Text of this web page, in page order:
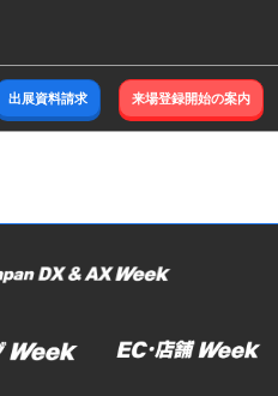
出展資料請求 来場登録開始の案内